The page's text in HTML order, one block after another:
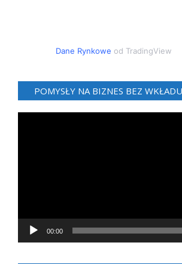
Dane Rynkowe od TradingView
POMYSŁY NA BIZNES BEZ
00:00